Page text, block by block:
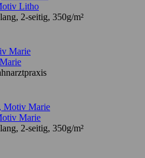
Litho
2-seitig, 350g/m²
Marie
2-seitig, 350g/m²